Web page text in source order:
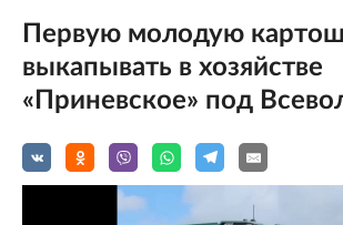
Первую молодую
выкапывать в хозяйстве
«Приневское» под